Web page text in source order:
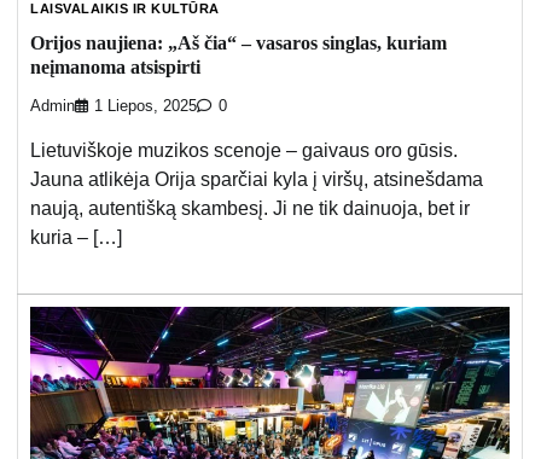
LAISVALAIKIS IR KULTŪRA
Orijos naujiena: „Aš čia“ – vasaros singlas, kuriam
neįmanoma atsispirti
Admin 1 Liepos, 2025 0
Lietuviškoje muzikos scenoje – gaivaus oro gūsis.
Jauna atlikėja Orija sparčiai kyla į viršų, atsinešdama
naują, autentišką skambesį. Ji ne tik dainuoja, bet ir
kuria – […]